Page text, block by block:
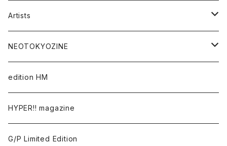
Artists
Takaaki Akashi
Kenta Cobayashi
Tomoo Gokita
Yutaka Hashimura
NEOTOKYOZINE
BROKEN MIRRORS
TOKYO FRONTLINE PHOTO AWARD
edition HM
HYPER!! magazine
G/P Limited Edition